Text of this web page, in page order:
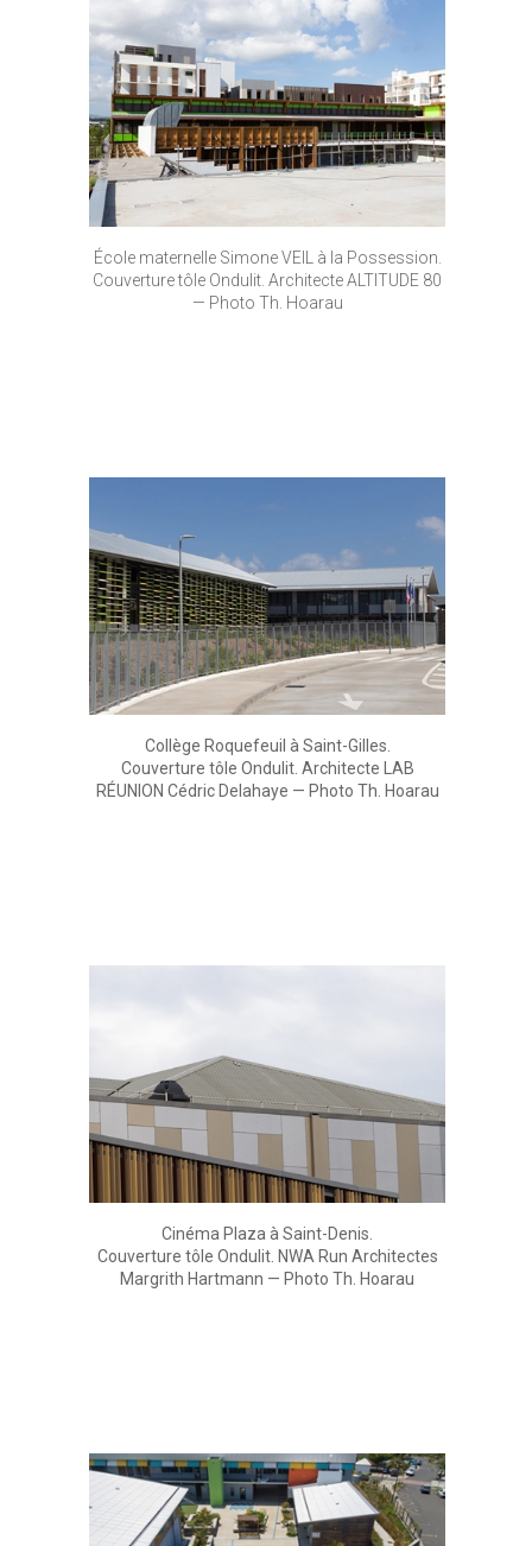
École maternelle Simone VEIL à la Possession.
Couverture tôle Ondulit. Architecte ALTITUDE 80
— Photo Th. Hoarau
Collège Roquefeuil à Saint-Gilles.
Couverture tôle Ondulit. Architecte LAB
RÉUNION Cédric Delahaye — Photo Th. Hoarau
Cinéma Plaza à Saint-Denis.
Couverture tôle Ondulit. NWA Run Architectes
Margrith Hartmann — Photo Th. Hoarau